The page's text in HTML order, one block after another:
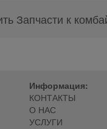
Запчасти к
Информация:
КОНТАКТЫ
О НАС
УСЛУГИ